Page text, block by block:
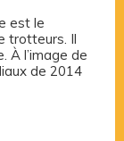
est le
trotteurs. Il
À l’image de
de 2014